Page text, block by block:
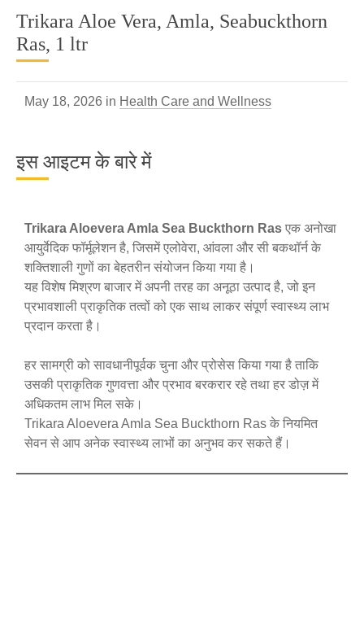
Trikara Aloe Vera, Amla, Seabuckthorn
Ras, 1 ltr
May 18, 2026 in Health Care and Wellness
इस आइटम के बारे में
Trikara Aloevera Amla Sea Buckthorn Ras एक अनोखा
आयुर्वेदिक फॉर्मूलेशन है, जिसमें एलोवेरा, आंवला और सी बकथॉर्न के
शक्तिशाली गुणों का बेहतरीन संयोजन किया गया है।
यह विशेष मिश्रण बाजार में अपनी तरह का अनूठा उत्पाद है, जो इन
प्रभावशाली प्राकृतिक तत्वों को एक साथ लाकर संपूर्ण स्वास्थ्य लाभ
प्रदान करता है।
हर सामग्री को सावधानीपूर्वक चुना और प्रोसेस किया गया है ताकि
उसकी प्राकृतिक गुणवत्ता और प्रभाव बरकरार रहे तथा हर डोज़ में
अधिकतम लाभ मिल सके।
Trikara Aloevera Amla Sea Buckthorn Ras के नियमित
सेवन से आप अनेक स्वास्थ्य लाभों का अनुभव कर सकते हैं।